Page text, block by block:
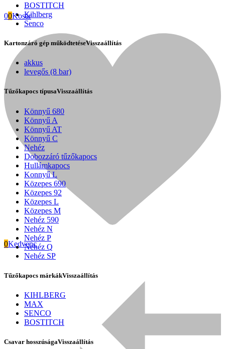
Signode
00Kosár
0Kedvenc
BOSTITCH
Kihlberg
Senco
Kartonzáró gép működtetéseVisszaállítás
akkus
levegős (8 bar)
Tűzőkapocs típusaVisszaállítás
Könnyű 680
Könnyű A
Könnyű AT
Könnyű C
Nehéz
Dobozzáró tűzőkapocs
Hullámkapocs
Konnyű L
Közepes 690
Közepes 92
Közepes L
Közepes M
Nehéz 590
Nehéz N
Nehéz P
Nehéz Q
Nehéz SP
Tűzőkapocs márkákVisszaállítás
KIHLBERG
MAX
SENCO
BOSTITCH
Csavar hosszúságaVisszaállítás